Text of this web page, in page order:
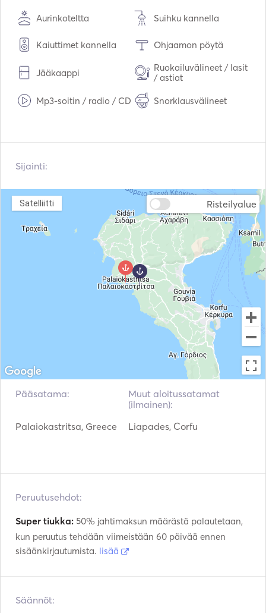
Aurinkoteltta Suihku kannella
Kaiuttimet kannella Ohjaamon pöytä
Jääkaappi
Ruokailuvälineet / lasit
/ astiat
Mp3-soitin / radio / CD Snorklausvälineet
Sijainti:
Risteilyalue
Satelliitti
Pääsatama:
Palaiokastritsa, Greece
Muut aloitussatamat
(ilmainen):
Liapades, Corfu
Peruutusehdot:
Super tiukka: 50% jahtimaksun määrästä palautetaan,
kun peruutus tehdään viimeistään 60 päivää ennen
sisäänkirjautumista. lisää
Säännöt: